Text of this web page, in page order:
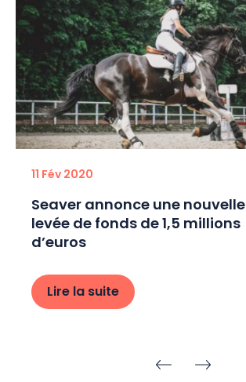
11 Fév 2020
Seaver annonce une nouvelle
levée de fonds de 1,5 millions
d’euros
Lire la suite